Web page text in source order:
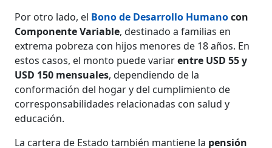
Por otro lado, el Bono de Desarrollo Humanocon
Componente Variable, destinado a familias en
extrema pobreza con hijos menores de 18 años. En
estos casos, el monto puede variarentre USD 55 y
USD 150 mensuales, dependiendo de la
conformación del hogar y del cumplimiento de
corresponsabilidades relacionadas con salud y
educación.
La cartera de Estado también mantiene la pensión